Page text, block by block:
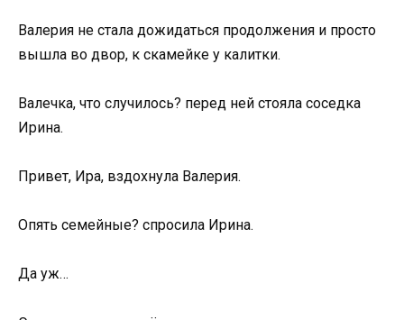
Валерия не стала дожидаться продолжения и просто
вышла во двор, к скамейке у калитки.
Валечка, что случилось? перед ней стояла соседка
Ирина.
Привет, Ира, вздохнула Валерия.
Опять семейные? спросила Ирина.
Да уж…